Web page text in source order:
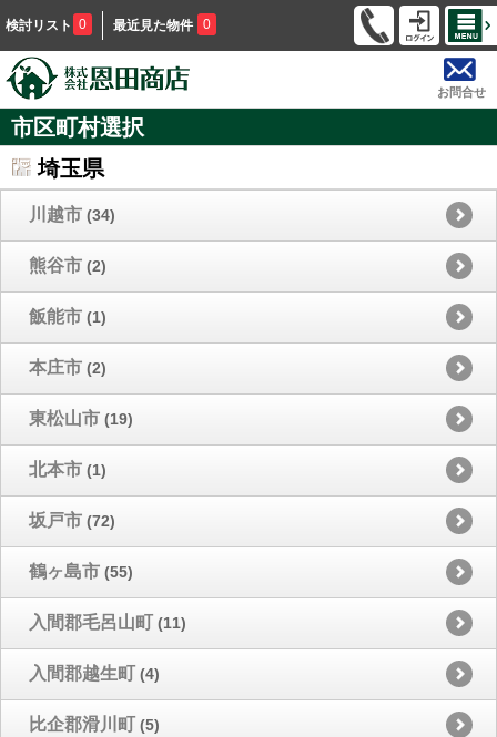
検討リスト 0 最近見た物件 0
お問合せ
市区町村選択
埼玉県
川越市 (34)
熊谷市 (2)
飯能市 (1)
本庄市 (2)
東松山市 (19)
北本市 (1)
坂戸市 (72)
鶴ヶ島市 (55)
入間郡毛呂山町 (11)
入間郡越生町 (4)
比企郡滑川町 (5)